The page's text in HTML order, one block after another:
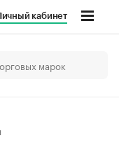
кабинет